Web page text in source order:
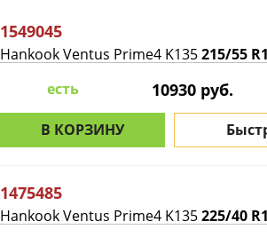
1549045
Hankook Ventus Prime4 K135215/55
есть
10930 руб.
В КОРЗИНУ
1475485
Hankook Ventus Prime4 K135225/40